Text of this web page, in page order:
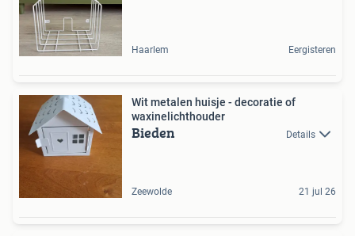
Haarlem Eergisteren
Wit metalen huisje - decoratie of
waxinelichthouder
Bieden Details
Zeewolde 21 jul 26